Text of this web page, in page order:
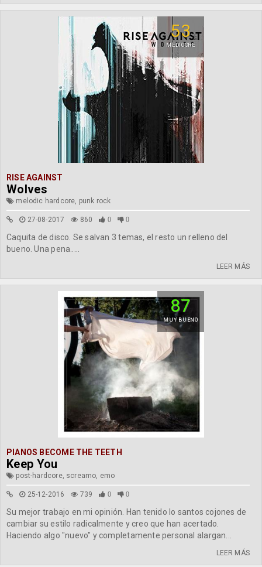
53
MEDIOCRE
RISE AGAINST
Wolves
melodic hardcore, punk rock
27-08-2017 860 0 0
Caquita de disco. Se salvan 3 temas, el resto un relleno del
bueno. Una pena.....
LEER MÁS
87
MUY BUENO
PIANOS BECOME THE TEETH
Keep You
post-hardcore, screamo, emo
25-12-2016 739 0 0
Su mejor trabajo en mi opinión. Han tenido lo santos cojones de
cambiar su estilo radicalmente y creo que han acertado.
Haciendo algo "nuevo" y completamente personal alargan...
LEER MÁS